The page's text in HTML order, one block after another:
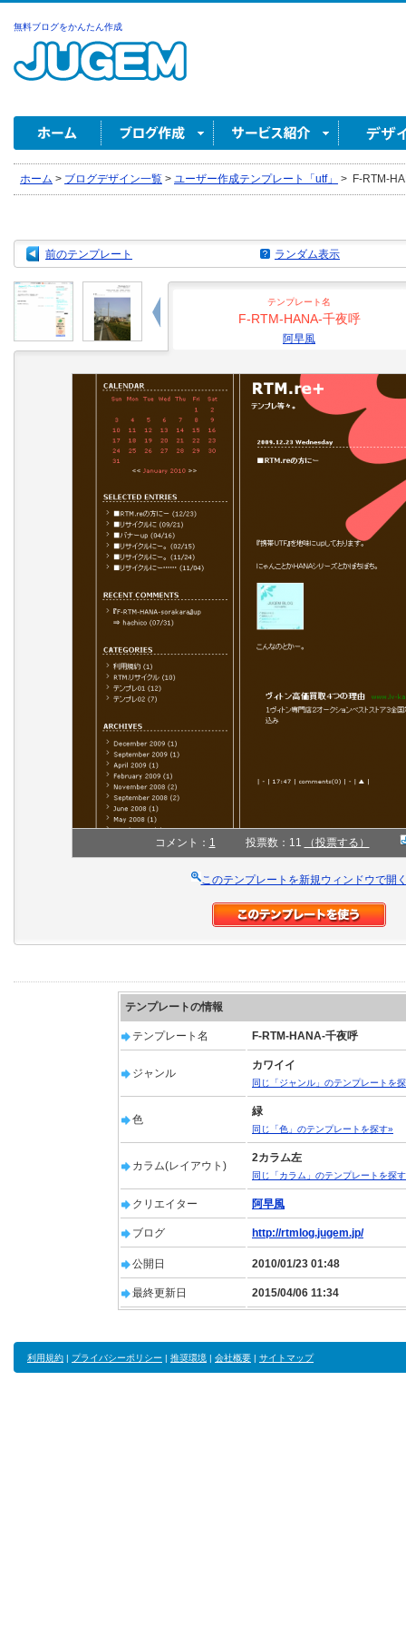
無料ブログをかんたん作成
ホーム > ブログデザイン一覧 > ユーザー作成テンプレート「utf」 > F-RTM-
前のテンプレート ランダム表示
テンプレート名
F-RTM-HANA-千夜呼
阿早風
コメント： 1 投票数：11 （投票する）
このテンプレートを新規ウィンドウで開
テンプレートの情報
テンプレート名 F-RTM-HANA-千夜呼
ジャンル
カワイイ
同じ「ジャンル」のテンプレートを
色
緑
同じ「色」のテンプレートを探す»
カラム(レイアウト)
2カラム左
同じ「カラム」のテンプレートを探
クリエイター 阿早風
ブログ http://rtmlog.jugem.jp/
公開日 2010/01/23 01:48
最終更新日 2015/04/06 11:34
利用規約 | プライバシーポリシー | 推奨環境 | 会社概要 | サイトマップ